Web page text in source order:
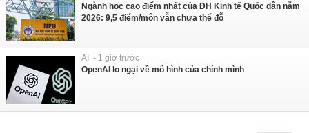
Ngành học cao điểm nhất của ĐH Kinh tế Quốc dân năm
2026: 9,5 điểm/môn vẫn chưa thể đỗ
AI - 1 giờ trước
OpenAI lo ngại về mô hình của chính mình